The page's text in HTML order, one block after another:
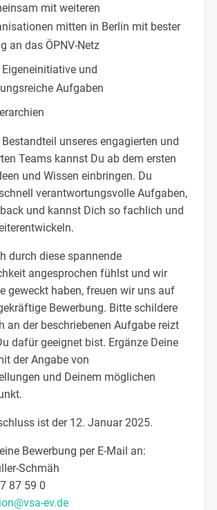
mit weiteren
mitten in Berlin mit bester
an das ÖPNV-Netz
und
Aufgaben
unseres engagierten und
Teams kannst Du ab dem ersten
und Wissen einbringen. Du
verantwortungsvolle Aufgaben,
und kannst Dich so fachlich und
durch diese spannende
angesprochen fühlst und wir
geweckt haben, freuen wir uns auf
Bewerbung. Bitte schildere
an der beschriebenen Aufgabe reizt
dafür geeignet bist. Ergänze Deine
der Angabe von
und Deinem möglichen
ist der 12. Januar 2025.
Bewerbung per E-Mail an:
Schmäh
87 59 0
ev.de